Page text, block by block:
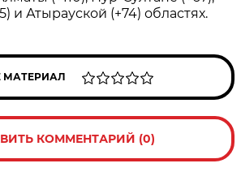
и Атырауской (+74) областях.
МАТЕРИАЛ
КОММЕНТАРИЙ (0)